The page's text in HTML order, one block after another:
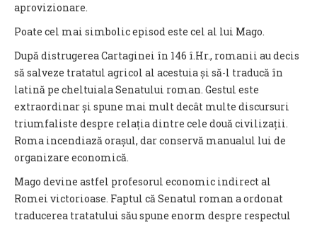
aprovizionare.
Poate cel mai simbolic episod este cel al lui Mago.
După distrugerea Cartaginei în 146 î.Hr., romanii au decis
să salveze tratatul agricol al acestuia și să-l traducă în
latină pe cheltuiala Senatului roman. Gestul este
extraordinar și spune mai mult decât multe discursuri
triumfaliste despre relația dintre cele două civilizații.
Roma incendiază orașul, dar conservă manualul lui de
organizare economică.
Mago devine astfel profesorul economic indirect al
Romei victorioase. Faptul că Senatul roman a ordonat
traducerea tratatului său spune enorm despre respectul